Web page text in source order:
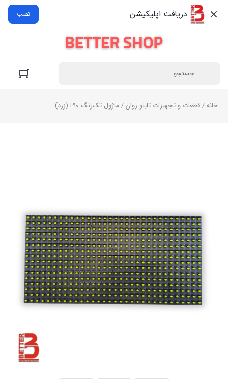
دریافت اپلیکیشن نصب
خانه/قطعات و تجهیزات تابلو روان/ ماژول تک‌رنگ P10 (زرد)